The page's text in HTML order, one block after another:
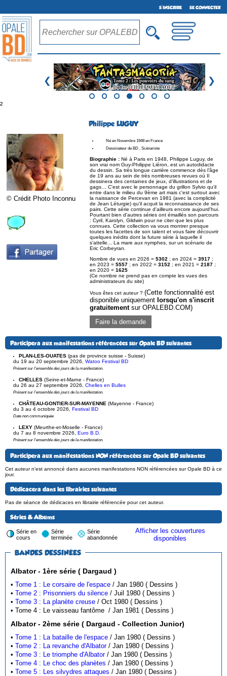
S'INSCRIRE SE CONNECTER
❮ ❯
²
Philippe LUGUY
© Crédit Photo Inconnu
Né en Novembre 1948 en France
Dessinateur de BD , Scénariste
Biographie : Né à Paris en 1948, Philippe Luguy, de
son vrai nom Guy-Philippe Liéron, est un autodidacte
du dessin. Sa très longue carrière commence dès l'âge
de 19 ans au sein de très nombreuses revues où Il
dessinera des centaines de jeux, d'illustrations et de
gags… C'est avec le personnage du grillon Sylvio qu'il
entre dans le milieu du 9ème art mais c'est surtout avec
la naissance de Percevan en 1981 (avec la complicité
de Jean Léturgie) qu'il acquit la reconnaissance de ses
pairs. Cette série continue d'ailleurs encore aujourd'hui.
Pourtant bien d'autres séries ont émaillés son parcours
: Cyril, Karolyn, Gildwin pour ne citer que les plus
connues. Cette collection va vous montrer presque
toutes les facettes de son talent et vous faire découvrir
quelques inédits dont la future série à laquelle il
s'attelle... La mare aux nymphes, sur un scénario de
Eric Corbeyran.
Nombre de vues en 2026 = 5302 ; en 2024 = 3917 ;
en 2023 = 5557 ; en 2022 = 3152 ; en 2021 = 2187 ;
en 2020 = 1625
(Ce nombre ne prend pas en compte les vues des
administrateurs du site)
Vous êtes cet auteur ? (Cette fonctionnalité est
disponible uniquement lorsqu'on s'inscrit
gratuitementsur OPALEBD.COM)
Faire la demande
Participera aux manifestations référencées sur Opale BD suivantes
PLAN-LES-OUATES (pas de province suisse - Suisse)
du 19 au 20 septembre 2026
Watoo Festival BD
Présent sur l'ensemble des jours de la manifestation.
CHELLES (Seine-et-Marne - France)
du 26 au 27 septembre 2026
Chelles en Bulles
Présent sur l'ensemble des jours de la manifestation.
CHÂTEAU-GONTIER-SUR-MAYENNE (Mayenne - France)
du 3 au 4 octobre 2026
Festival BD
Date non communiquée
LEXY (Meurthe-et-Moselle - France)
du 7 au 8 novembre 2026
Euro B.D.
Présent sur l'ensemble des jours de la manifestation.
Participera aux manifestations NON référencées sur Opale BD suivantes
Cet auteur n'est annoncé dans aucunes manifestations NON référencées sur Opale BD à ce
jour.
Dédicacera dans les librairies suivantes
Pas de séance de dédicaces en librairie référencée pour cet auteur.
Séries & Albums
Série en
cours
Série
terminée
Série
abandonnée
Afficher les couvertures
disponibles
BANDES DESSINÉES
Albator - 1ère série ( Dargaud )
•Tome 1 : Le corsaire de l'espace
/ Jan 1980 ( Dessins )
•Tome 2 : Prisonniers du silence
/ Juil 1980 ( Dessins )
•Tome 3 : La planète creuse
/ Oct 1980 ( Dessins )
• Tome 4 : Le vaisseau fantôme / Jan 1981 ( Dessins )
Albator - 2ème série ( Dargaud - Collection Junior)
•Tome 1 : La bataille de l'espace
/ Jan 1980 ( Dessins )
•Tome 2 : La revanche d'Albator
/ Jan 1980 ( Dessins )
•Tome 3 : Le triomphe d'Albator
/ Jan 1980 ( Dessins )
•Tome 4 : Le choc des planètes
/ Jan 1980 ( Dessins )
•Tome 5 : Les silvydres attaques / Jan 1980 ( Dessins )